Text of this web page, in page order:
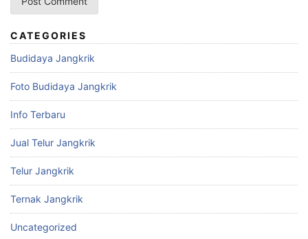
CATEGORIES
Budidaya Jangkrik
Foto Budidaya Jangkrik
Info Terbaru
Jual Telur Jangkrik
Telur Jangkrik
Ternak Jangkrik
Uncategorized